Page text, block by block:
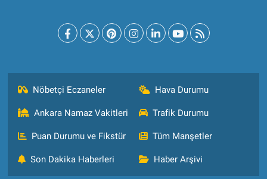
Nöbetçi Eczaneler Hava Durumu
Ankara Namaz Vakitleri Trafik Durumu
Puan Durumu ve Fikstür Tüm Manşetler
Son Dakika Haberleri Haber Arşivi